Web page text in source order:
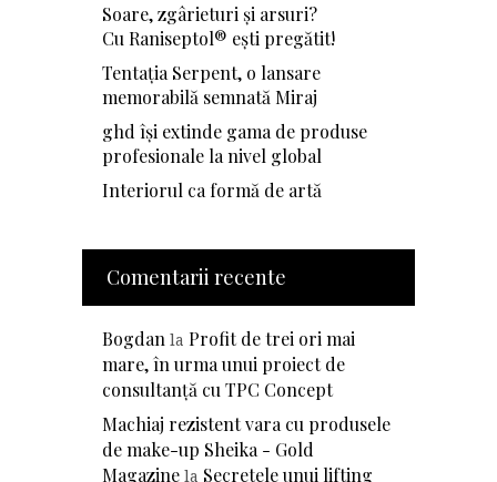
Soare, zgârieturi și arsuri?
Cu Raniseptol® ești pregătit!
Tentația Serpent, o lansare
memorabilă semnată Miraj
ghd își extinde gama de produse
profesionale la nivel global
Interiorul ca formă de artă
Comentarii recente
Bogdan la Profit de trei ori mai
mare, în urma unui proiect de
consultanță cu TPC Concept
Machiaj rezistent vara cu produsele
de make-up Sheika - Gold
Magazine la Secretele unui lifting